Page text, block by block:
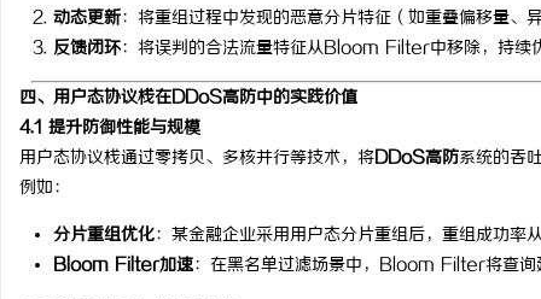
动态更新：将重组过程中发现的恶意分片特征（如重叠偏移量
反馈闭环：将误判的合法流量特征从Bloom Filter中移除，持续
四、用户态协议栈在DDoS高防中的实践价值
4.1 提升防御性能与规模
用户态协议栈通过零拷贝、多核并行等技术，将DDoS高防系统的吞
例如：
分片重组优化：某金融企业采用用户态分片重组后，重组成功
Bloom Filter加速：在黑名单过滤场景中，Bloom Filter将查询